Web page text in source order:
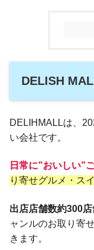
DELISH
DELIHMALLは、
い会社です。
日常に”おいしい”
り寄せグルメ・ス
出店店舗数約300
ャンルのお取り寄
きます。